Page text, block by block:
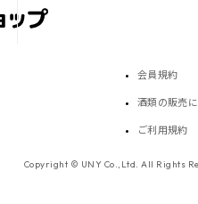
会員規約
酒類の販売
ご利用規約
Copyright © UNY Co.,Ltd. All Rights